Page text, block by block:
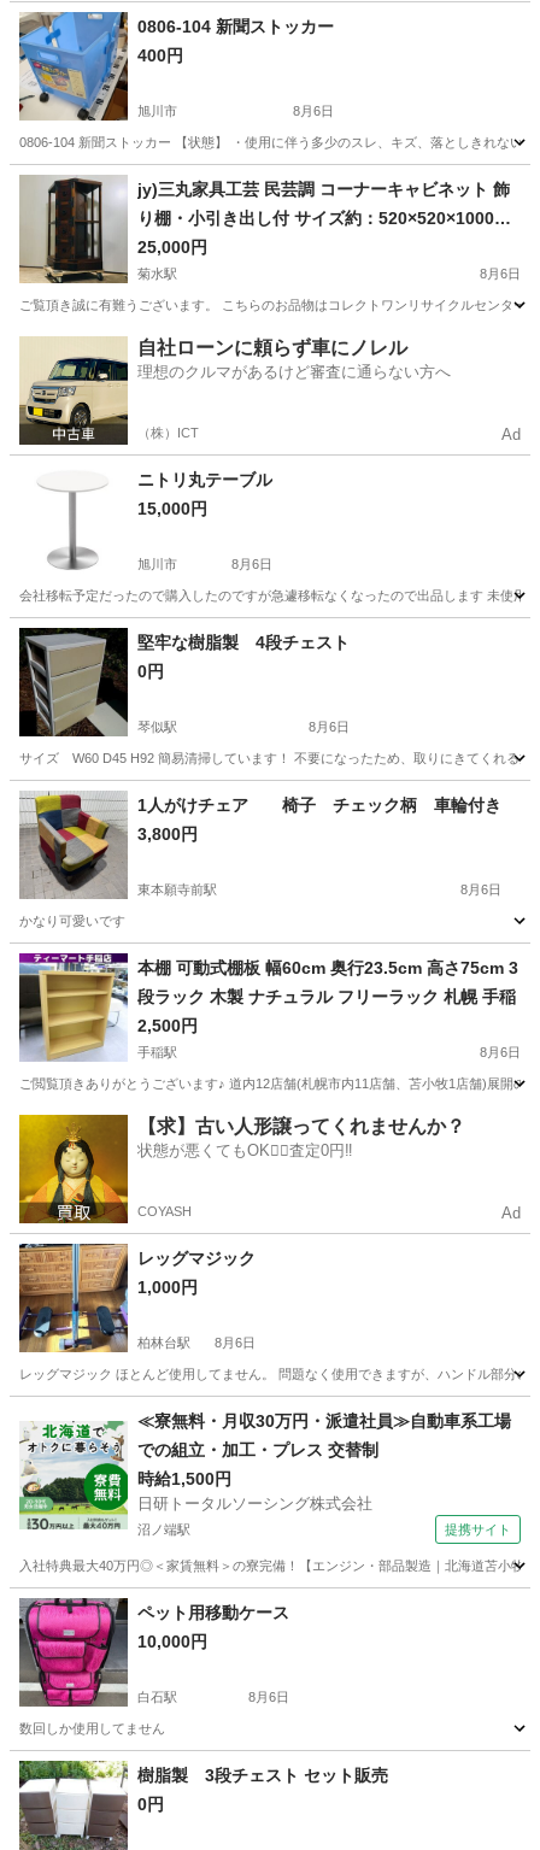
0806-104 新聞ストッカー
400円
旭川市 8月6日
0806-104 新聞ストッカー 【状態】 ・使用に伴う多少のスレ、キズ、落としきれな
北海道 旭川市 収納家具 新聞
jy)三丸家具工芸 民芸調 コーナーキャビネット 飾
り棚・小引き出し付 サイズ約：520×520×1000m
m 和箪笥 26h菊倉E
25,000円
菊水駅 8月6日
ご覧頂き誠に有難うございます。 こちらのお品物はコレクトワンリサイクルセンタ
菊水駅 収納家具
自社ローンに頼らず車にノレル
理想のクルマがあるけど審査に通らない方へ
（株）ICT Ad
ニトリ丸テーブル
15,000円
旭川市 8月6日
会社移転予定だったので購入したのですが急遽移転なくなったので出品します 未使用
北海道 旭川市 テーブル
堅牢な樹脂製 4段チェスト
0円
琴似駅 8月6日
サイズ W60 D45 H92 簡易清掃しています！ 不要になったため、取りにきてくれる方
北海道 札幌市 琴似駅 収納家具 チェスト
1人がけチェア 椅子 チェック柄 車輪付き
3,800円
東本願寺前駅 8月6日
かなり可愛いです
北海道 札幌市 東本願寺前駅 椅子 チェック柄
本棚 可動式棚板 幅60cm 奥行23.5cm 高さ75cm 3
段ラック 木製 ナチュラル フリーラック 札幌 手稲
2,500円
手稲駅 8月6日
ご閲覧頂きありがとうございます♪ 道内12店舗(札幌市内11店舗、苫小牧1店舗)展開
手稲駅 収納家具 ラック
【求】古い人形譲ってくれませんか？
状態が悪くてもOK🙆‍♀️査定0円‼️
COYASH Ad
レッグマジック
1,000円
柏林台駅 8月6日
レッグマジック ほとんど使用してません。 問題なく使用できますが、ハンドル部分
柏林台駅 家具 レッグマジック
≪寮無料・月収30万円・派遣社員≫自動車系工場
での組立・加工・プレス 交替制
時給1,500円
日研トータルソーシング株式会社
沼ノ端駅 提携サイト
入社特典最大40万円◎＜家賃無料＞の寮完備！【エンジン・部品製造｜北海道苫小牧
北海道 苫小牧市 沼ノ端駅
ペット用移動ケース
10,000円
白石駅 8月6日
数回しか使用してません
北海道 札幌市 白石駅 その他
樹脂製 3段チェスト セット販売
0円